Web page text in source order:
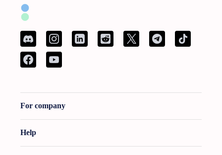
British Columbia:
Fleetwood Park Village
Associate (Peak) • Work from Home - AI Data Trainer - Mathematics Specialist
Attention: Nanny Needed for 2 Children
Manitoba: Reliable Nanny Needed for Our Child in Brandon
Remote Work – No Experience – Product Tester
New Brunswick: French Bilingual Tax Preparer - Remote
(Sur lieu de travail)
For company
Help